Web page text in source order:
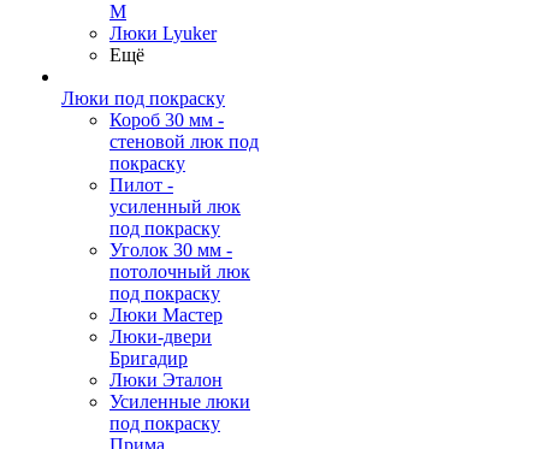
М
Люки Lyuker
Ещё
Люки под покраску
Короб 30 мм -
стеновой люк под
покраску
Пилот -
усиленный люк
под покраску
Уголок 30 мм -
потолочный люк
под покраску
Люки Мастер
Люки-двери
Бригадир
Люки Эталон
Усиленные люки
под покраску
Прима